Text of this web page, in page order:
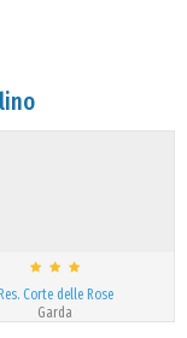
Res. Corte delle Rose
Garda